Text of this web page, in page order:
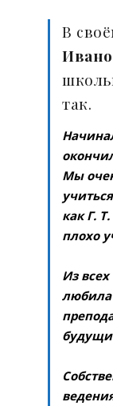
В
так.
Мы
как Г.
плохо
Из
любила